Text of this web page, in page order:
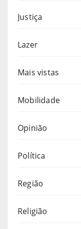
Justiça
Lazer
Mais vistas
Mobilidade
Opinião
Política
Região
Religião